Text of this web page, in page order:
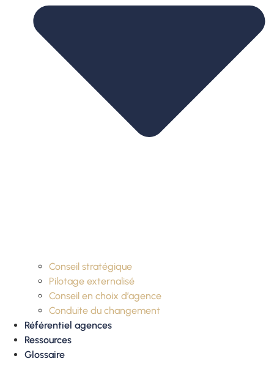
Conseil stratégique
Pilotage externalisé
Conseil en choix d’agence
Conduite du changement
Référentiel agences
Ressources
Glossaire